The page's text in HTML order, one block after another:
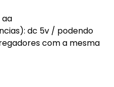
aa
dc 5v / podendo
com a mesma